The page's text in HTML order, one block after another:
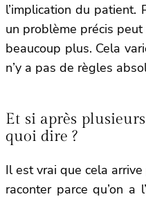
l’implication du patient.
un problème précis
beaucoup plus. Cela
n’y a pas de règles
Et si après
quoi dire ?
Il est vrai que cela
raconter parce qu’on a